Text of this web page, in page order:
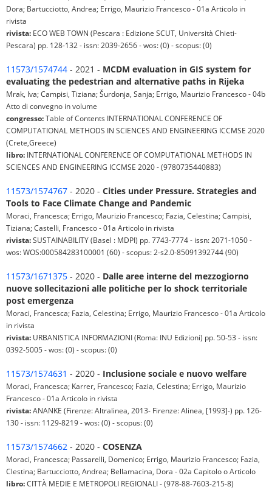
Dora; Bartucciotto, Andrea; Errigo, Maurizio Francesco - 01a Articolo in
rivista
rivista: ECO WEB TOWN (Pescara : Edizione SCUT, Università Chieti-
Pescara) pp. 128-132 - issn: 2039-2656 - wos: (0) - scopus: (0)
11573/1574744 - 2021 - MCDM evaluation in GIS system for
evaluating the pedestrian and alternative paths in Rijeka
Mrak, Iva; Campisi, Tiziana; Šurdonja, Sanja; Errigo, Maurizio Francesco - 04b
Atto di convegno in volume
congresso:Table of Contents INTERNATIONAL CONFERENCE OF
COMPUTATIONAL METHODS IN SCIENCES AND ENGINEERING ICCMSE 2020
(Crete,Greece)
libro: INTERNATIONAL CONFERENCE OF COMPUTATIONAL METHODS IN
SCIENCES AND ENGINEERING ICCMSE 2020 - (9780735440883)
11573/1574767 - 2020 - Cities under Pressure. Strategies and
Tools to Face Climate Change and Pandemic
Moraci, Francesca; Errigo, Maurizio Francesco; Fazia, Celestina; Campisi,
Tiziana; Castelli, Francesco - 01a Articolo in rivista
rivista:SUSTAINABILITY (Basel : MDPI) pp. 7743-7774 - issn: 2071-1050 -
wos: WOS:000584283100001 (60) - scopus: 2-s2.0-85091392744 (90)
11573/1671375 - 2020 - Dalle aree interne del mezzogiorno
nuove sollecitazioni alle politiche per lo shock territoriale
post emergenza
Moraci, Francesca; Fazia, Celestina; Errigo, Maurizio Francesco - 01a Articolo
in rivista
rivista: URBANISTICA INFORMAZIONI (Roma: INU Edizioni) pp. 50-53 - issn:
0392-5005 - wos: (0) - scopus: (0)
11573/1574631 - 2020 - Inclusione sociale e nuovo welfare
Moraci, Francesca; Karrer, Francesco; Fazia, Celestina; Errigo, Maurizio
Francesco - 01a Articolo in rivista
rivista:ANANKE (Firenze: Altralinea, 2013- Firenze: Alinea, [1993]-) pp. 126-
130 - issn: 1129-8219 - wos: (0) - scopus: (0)
11573/1574662 - 2020 - COSENZA
Moraci, Francesca; Passarelli, Domenico; Errigo, Maurizio Francesco; Fazia,
Clestina; Bartucciotto, Andrea; Bellamacina, Dora - 02a Capitolo o Articolo
libro:CITTÀ MEDIE E METROPOLI REGIONALI - (978-88-7603-215-8)